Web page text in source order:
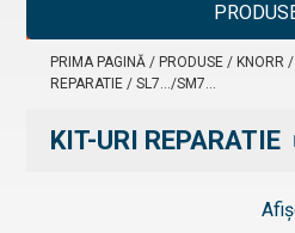
PRIMA PAGINĂ / PRODUSE / KNORR /
REPARATIE / SL7.../SM7...
KIT-URI REPARATIE